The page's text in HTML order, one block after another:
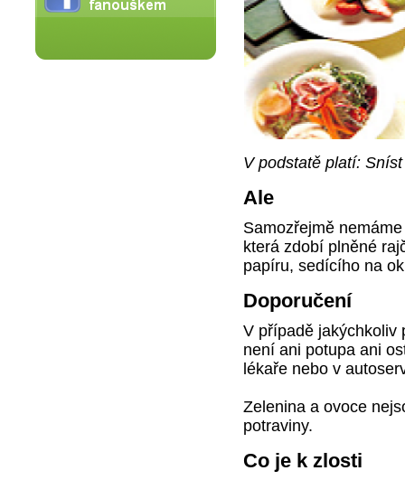
V podstatě platí:
Ale
Samozřejmě
která zdobí plněné
papíru, sedícího na
Doporučení
V případě jakýchkoliv
není ani potupa ani
lékaře nebo v
Zelenina a ovoce
potraviny.
Co je k zlosti